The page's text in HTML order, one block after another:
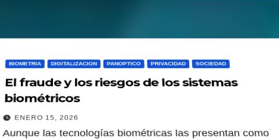
BIOMETRIA DIGITALIZACION PANOPTICO PRIVACIDAD SOCIEDAD
El fraude y los riesgos de los sistemas
biométricos
ENERO 15, 2026
Aunque las tecnologías biométricas las presentan como